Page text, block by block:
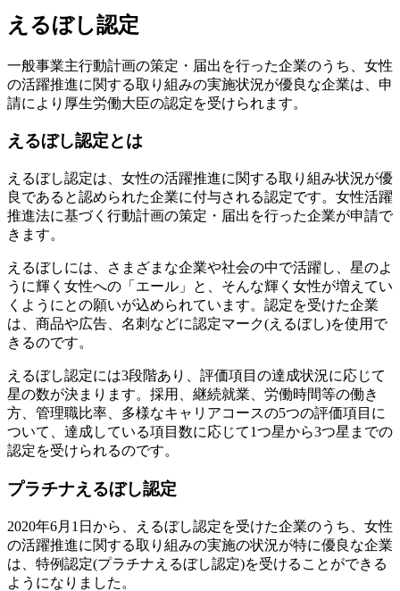
えるぼし認定
一般事業主行動計画の策定・届出を行った企業のうち、女性
の活躍推進に関する取り組みの実施状況が優良な企業は、申
請により厚生労働大臣の認定を受けられます。
えるぼし認定とは
えるぼし認定は、女性の活躍推進に関する取り組み状況が優
良であると認められた企業に付与される認定です。女性活躍
推進法に基づく行動計画の策定・届出を行った企業が申請で
きます。
えるぼしには、さまざまな企業や社会の中で活躍し、星のよ
うに輝く女性への「エール」と、そんな輝く女性が増えてい
くようにとの願いが込められています。認定を受けた企業
は、商品や広告、名刺などに認定マーク(えるぼし)を使用で
きるのです。
えるぼし認定には3段階あり、評価項目の達成状況に応じて
星の数が決まります。採用、継続就業、労働時間等の働き
方、管理職比率、多様なキャリアコースの5つの評価項目に
ついて、達成している項目数に応じて1つ星から3つ星までの
認定を受けられるのです。
プラチナえるぼし認定
2020年6月1日から、えるぼし認定を受けた企業のうち、女性
の活躍推進に関する取り組みの実施の状況が特に優良な企業
は、特例認定(プラチナえるぼし認定)を受けることができる
ようになりました。